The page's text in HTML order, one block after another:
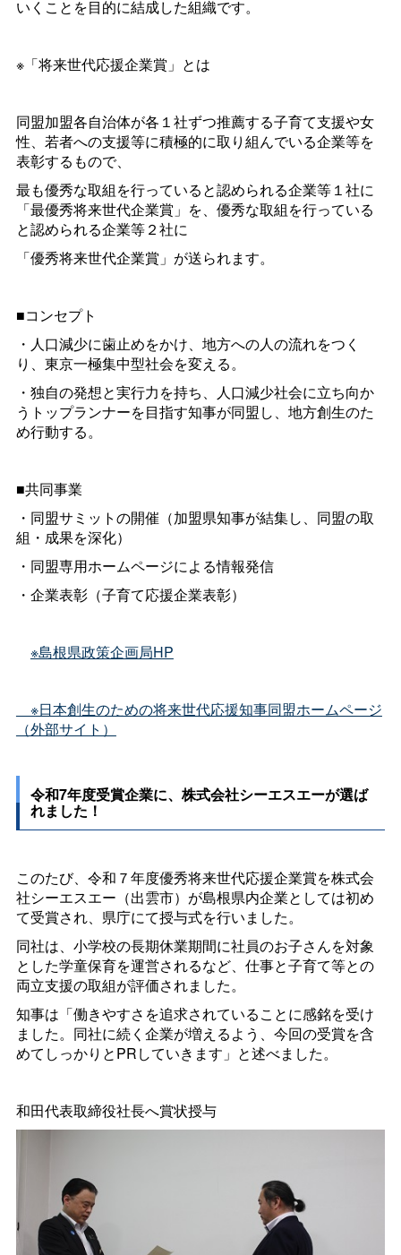
いくことを目的に結成した組織です。
※「将来世代応援企業賞」とは
同盟加盟各自治体が各１社ずつ推薦する子育て支援や女
性、若者への支援等に積極的に取り組んでいる企業等を
表彰するもので、
最も優秀な取組を行っていると認められる企業等１社に
「最優秀将来世代企業賞」を、優秀な取組を行っている
と認められる企業等２社に
「優秀将来世代企業賞」が送られます。
■コンセプト
・人口減少に歯止めをかけ、地方への人の流れをつく
り、東京一極集中型社会を変える。
・独自の発想と実行力を持ち、人口減少社会に立ち向か
うトップランナーを目指す知事が同盟し、地方創生のた
め行動する。
■共同事業
・同盟サミットの開催（加盟県知事が結集し、同盟の取
組・成果を深化）
・同盟専用ホームページによる情報発信
・企業表彰（子育て応援企業表彰）
※島根県政策企画局HP
※日本創生のための将来世代応援知事同盟ホームページ
（外部サイト）
令和7年度受賞企業に、株式会社シーエスエーが選ば
れました！
このたび、令和７年度優秀将来世代応援企業賞を株式会
社シーエスエー（出雲市）が島根県内企業としては初め
て受賞され、県庁にて授与式を行いました。
同社は、小学校の長期休業期間に社員のお子さんを対象
とした学童保育を運営されるなど、仕事と子育て等との
両立支援の取組が評価されました。
知事は「働きやすさを追求されていることに感銘を受け
ました。同社に続く企業が増えるよう、今回の受賞を含
めてしっかりとPRしていきます」と述べました。
和田代表取締役社長へ賞状授与